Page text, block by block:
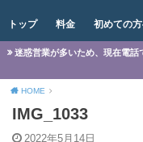
トップ 料金 初めての
迷惑営業が多いため、現在電
HOME
IMG_1033
2022年5月14日